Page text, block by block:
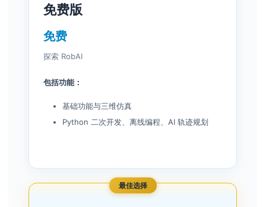
免费版
免费
探索 RobAI
包括功能：
基础功能与三维仿真
Python 二次开发、离线编程、AI 轨迹规划
最佳选择